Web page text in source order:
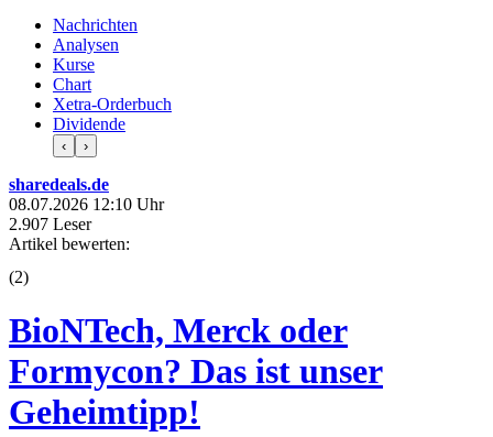
Nachrichten
Analysen
Kurse
Chart
Xetra-Orderbuch
Dividende
‹ ›
sharedeals.de
08.07.2026 12:10 Uhr
2.907 Leser
Artikel bewerten:
(2)
BioNTech, Merck oder
Formycon? Das ist unser
Geheimtipp!